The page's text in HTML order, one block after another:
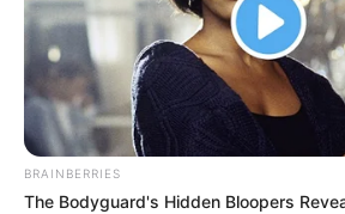
BRAINBERRIES
The Bodyguard's Hidden Bloopers